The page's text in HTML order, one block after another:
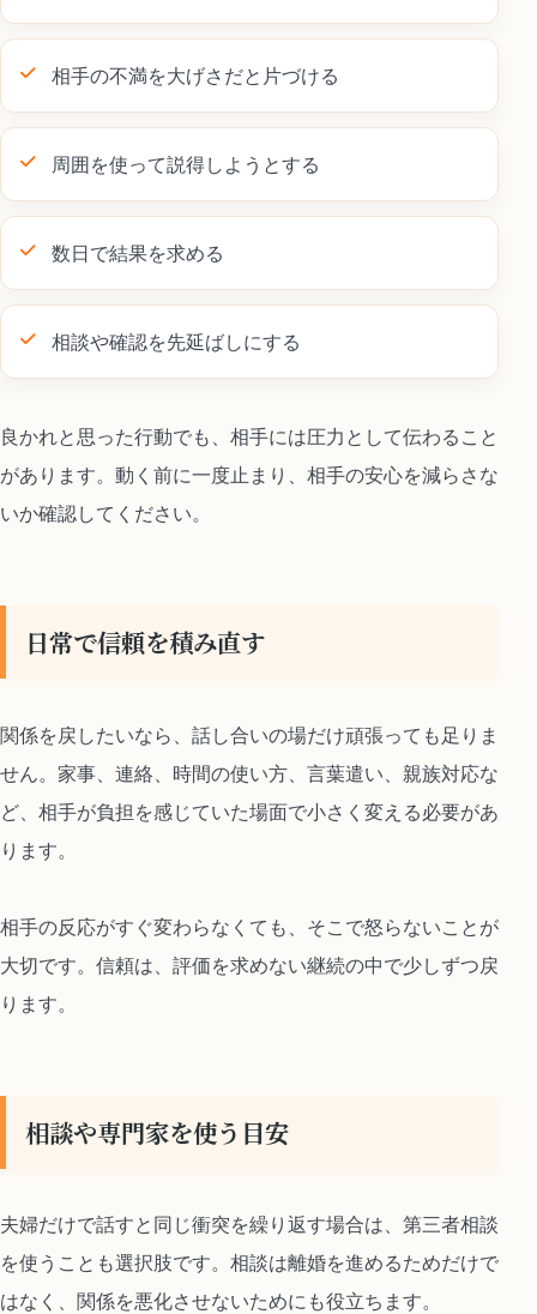
相手の不満を大げさだと片づける
周囲を使って説得しようとする
数日で結果を求める
相談や確認を先延ばしにする
良かれと思った行動でも、相手には圧力として伝わること
があります。動く前に一度止まり、相手の安心を減らさな
いか確認してください。
日常で信頼を積み直す
関係を戻したいなら、話し合いの場だけ頑張っても足りま
せん。家事、連絡、時間の使い方、言葉遣い、親族対応な
ど、相手が負担を感じていた場面で小さく変える必要があ
ります。
相手の反応がすぐ変わらなくても、そこで怒らないことが
大切です。信頼は、評価を求めない継続の中で少しずつ戻
ります。
相談や専門家を使う目安
夫婦だけで話すと同じ衝突を繰り返す場合は、第三者相談
を使うことも選択肢です。相談は離婚を進めるためだけで
はなく、関係を悪化させないためにも役立ちます。